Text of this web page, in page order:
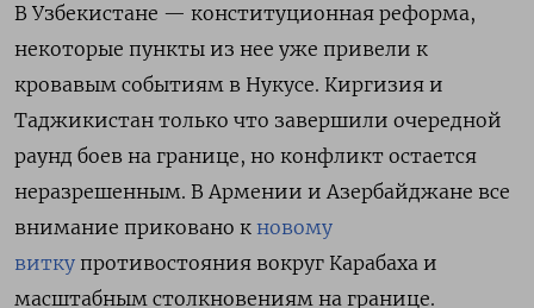
В Узбекистане — конституционная реформа,
некоторые пункты из нее уже привели к
кровавым событиям в Нукусе. Киргизия и
Таджикистан только что завершили очередной
раунд боев на границе, но конфликт остается
неразрешенным. В Армении и Азербайджане все
внимание приковано к новому
витку противостояния вокруг Карабаха и
масштабным столкновениям на границе.